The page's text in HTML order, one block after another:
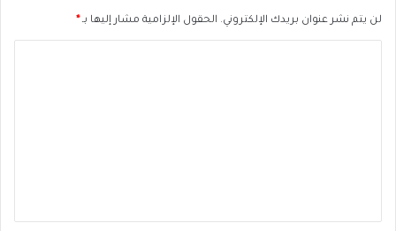
لن يتم نشر عنوان بريدك الإلكتروني. الحقول الإلزامية مشار إليها بـ *